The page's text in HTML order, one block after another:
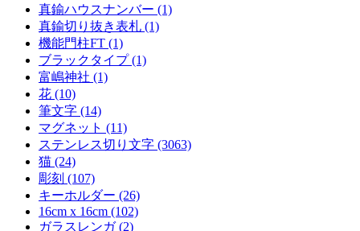
真鍮ハウスナンバー (1)
真鍮切り抜き表札 (1)
機能門柱FT (1)
ブラックタイプ (1)
富嶋神社 (1)
花 (10)
筆文字 (14)
マグネット (11)
ステンレス切り文字 (3063)
猫 (24)
彫刻 (107)
キーホルダー (26)
16cm x 16cm (102)
ガラスレンガ (2)